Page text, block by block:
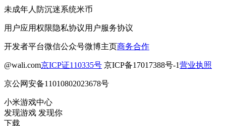
未成年人防沉迷系统米币
用户应用权限隐私协议用户服务协议
开发者平台微信公众号微博主页商务合作
@wali.com京ICP证110335号 京ICP备17017388号-1营业执照
京公网安备11010802023678号
小米游戏中心
发现游戏 发现你
下载